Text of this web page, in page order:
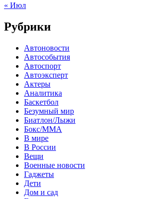
« Июл
Рубрики
Автоновости
Автособытия
Автоспорт
Автоэксперт
Актеры
Аналитика
Баскетбол
Безумный мир
Биатлон/Лыжи
Бокс/MMA
В мире
В России
Вещи
Военные новости
Гаджеты
Дети
Дом и сад